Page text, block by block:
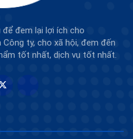
để đem lại lợi ích cho
ty, cho xã hội, đem đến
tốt nhất, dịch vụ tốt nhất.